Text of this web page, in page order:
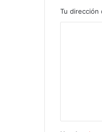
Tu dirección
a